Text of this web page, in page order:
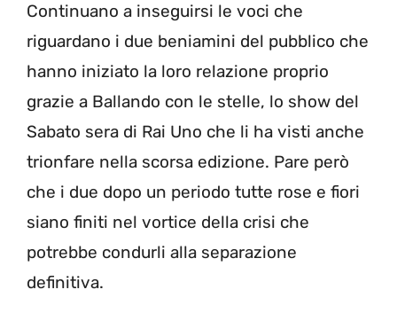
Continuano a inseguirsi le voci che
riguardano i due beniamini del pubblico che
hanno iniziato la loro relazione proprio
grazie a Ballando con le stelle, lo show del
Sabato sera di Rai Uno che li ha visti anche
trionfare nella scorsa edizione. Pare però
che i due dopo un periodo tutte rose e fiori
siano finiti nel vortice della crisi che
potrebbe condurli alla separazione
definitiva.